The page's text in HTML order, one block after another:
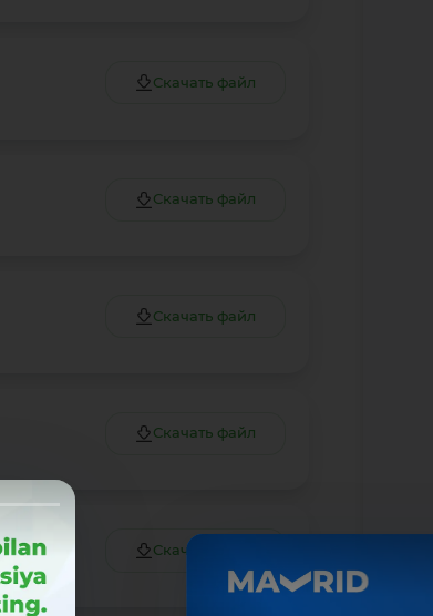
Скачать файл
Скачать файл
Скачать файл
Скачать файл
Скачать файл